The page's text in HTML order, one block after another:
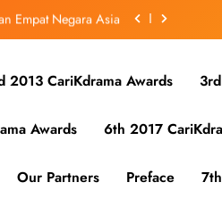
Empat Negara Asia
di Kuala Lumpur
Empat Negara Asia
2013 CariKdrama Awards
Awards 6th 2017
Our Partners Preface